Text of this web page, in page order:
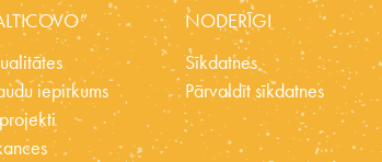
iepirkums
NODERĪGI
Sīkdatnes
Pārvaldīt sīkdatnes